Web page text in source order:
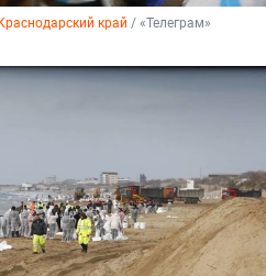
край / «Телеграм»